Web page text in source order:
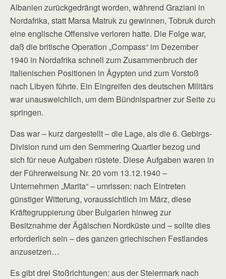
Albanien zurück­gedrängt worden, während Graziani in
Nordafrika, statt Marsa Matruk zu gewinnen, Tobruk durch
eine englische Offensive verloren hatte. Die Folge war,
daß die britische Operation „Compass“ im Dezember
1940 in Nordafrika schnell zum Zusammenbruch der
italienischen Positionen in Ägypten und zum Vorstoß
nach Libyen führte. Ein Eingreifen des deutschen Militärs
war unausweichlich, um dem Bündnispartner zur Seite zu
springen.
Das war – kurz dargestellt – die Lage, als die 6. Gebirgs-
Division rund um den Semmering Quartier bezog und
sich für neue Aufgaben rüstete. Diese Aufgaben waren in
der Führerweisung Nr. 20 vom 13.12.1940 –
Unternehmen „Marita“ – umrissen: nach Eintreten
günstiger Witterung, voraussichtlich im März, diese
Kräftegruppierung über Bulgarien hinweg zur
Besitznahme der Ägäischen Nordküste und – sollte dies
erforderlich sein – des ganzen griechischen Festlandes
anzusetzen…
Es gibt drei Stoßrichtungen: aus der Steiermark nach